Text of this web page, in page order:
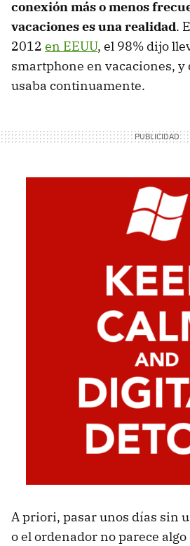
conexión más o menos
vacaciones es una realidad.
2012 en EEUU, el 98% dijo
smartphone en vacaciones, y
usaba continuamente.
A priori, pasar unos días sin
o el ordenador no parece algo